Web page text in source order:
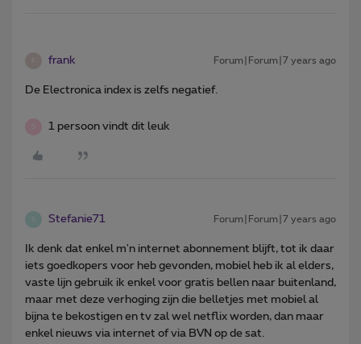
frank Forum|Forum|7 years ago
De Electronica index is zelfs negatief.
1 persoon vindt dit leuk
S Stefanie71 Forum|Forum|7 years ago
Ik denk dat enkel m'n internet abonnement blijft, tot ik daar
iets goedkopers voor heb gevonden, mobiel heb ik al elders,
vaste lijn gebruik ik enkel voor gratis bellen naar buitenland,
maar met deze verhoging zijn die belletjes met mobiel al
bijna te bekostigen en tv zal wel netflix worden, dan maar
enkel nieuws via internet of via BVN op de sat.